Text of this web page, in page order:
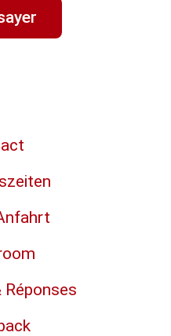
Réponses